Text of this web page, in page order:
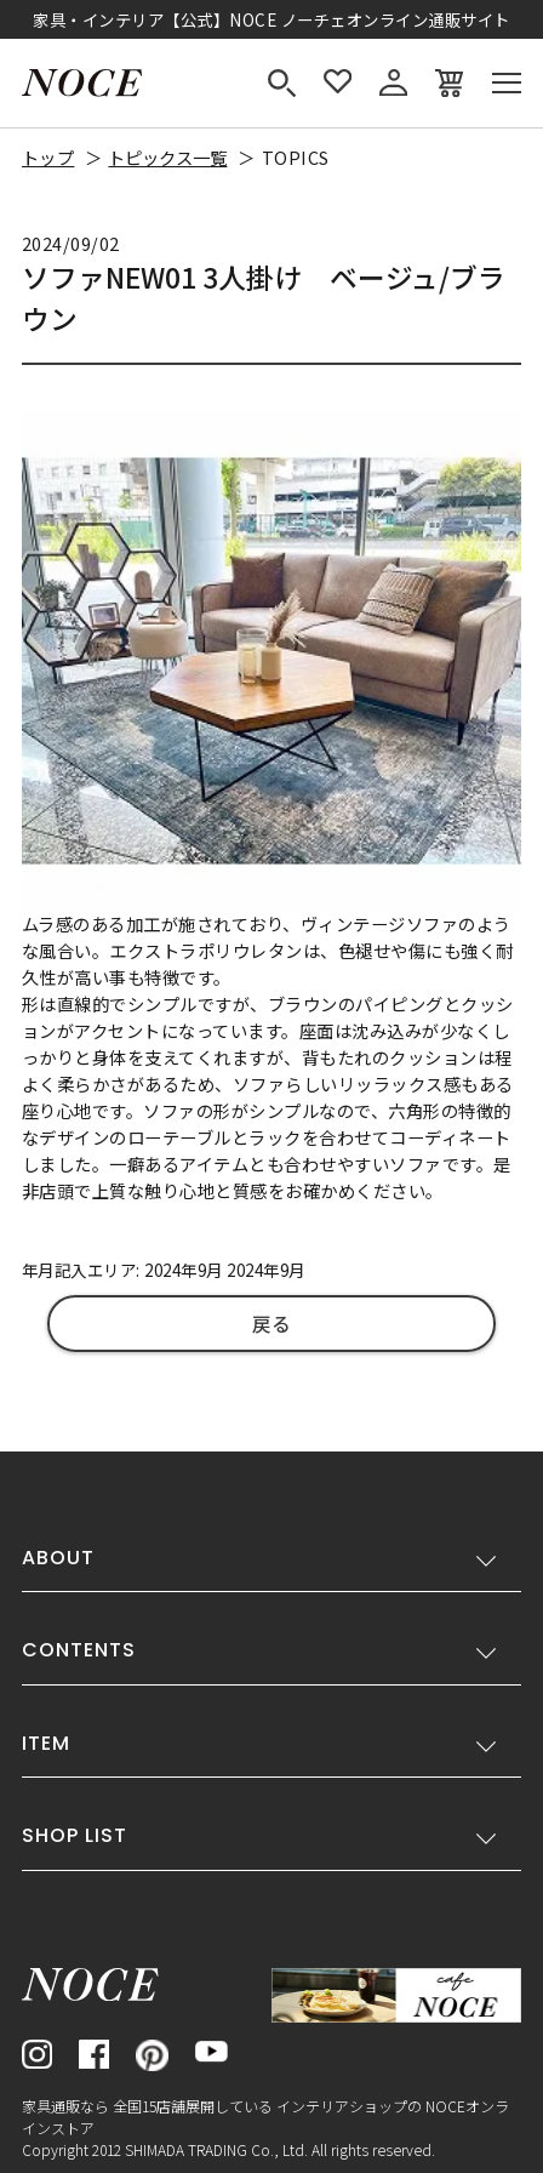
家具・インテリア【公式】NOCE ノーチェオンライン通販サイト
トップ トピックス一覧 TOPICS
2024/09/02
ソファNEW01 3人掛け ベージュ/ブラ
ウン
ムラ感のある加工が施されており、ヴィンテージソファのよう
な風合い。エクストラポリウレタンは、色褪せや傷にも強く耐
久性が高い事も特徴です。
形は直線的でシンプルですが、ブラウンのパイピングとクッシ
ョンがアクセントになっています。座面は沈み込みが少なくし
っかりと身体を支えてくれますが、背もたれのクッションは程
よく柔らかさがあるため、ソファらしいリッラックス感もある
座り心地です。ソファの形がシンプルなので、六角形の特徴的
なデザインのローテーブルとラックを合わせてコーディネート
しました。一癖あるアイテムとも合わせやすいソファです。是
非店頭で上質な触り心地と質感をお確かめください。
年月記入エリア: 2024年9月 2024年9月
戻る
ABOUT
CONTENTS
ITEM
SHOP LIST
家具通販なら 全国15店舗展開している インテリアショップの NOCEオンラ
インストア
Copyright 2012 SHIMADA TRADING Co., Ltd. All rights reserved.